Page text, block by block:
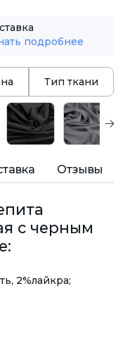
подробнее
Тип ткани
Отзывы
с черным
2%лайкра;